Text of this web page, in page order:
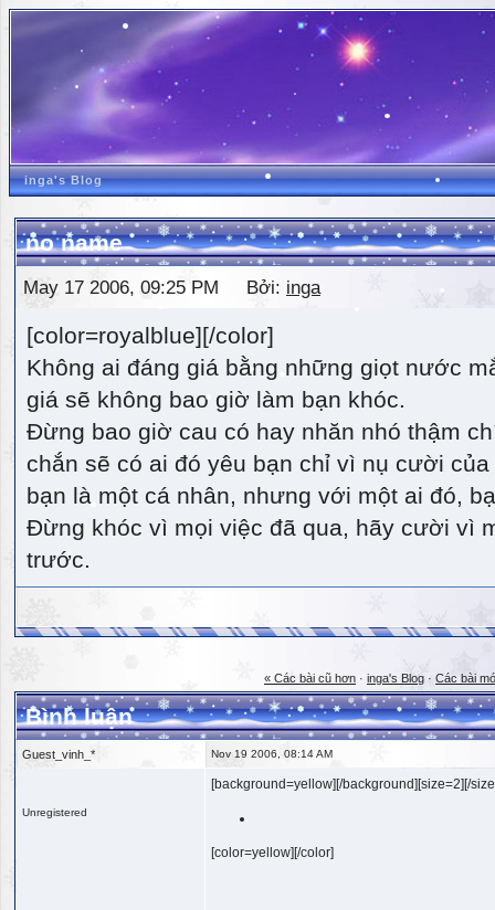
inga's Blog
no name
May 17 2006, 09:25 PM Bởi: inga
[color=royalblue][/color]
Không ai đáng giá bằng những giọt nước
giá sẽ không bao giờ làm bạn khóc.
Đừng bao giờ cau có hay nhăn nhó thậm
chắn sẽ có ai đó yêu bạn chỉ vì nụ cười
bạn là một cá nhân, nhưng với một ai đó,
Đừng khóc vì mọi việc đã qua, hãy cười vì
trước.
« Các bài cũ hơn · inga's Blog · Các bài
Bình luận
Guest_vinh_* Nov 19 2006, 08:14 AM
Unregistered
[background=yellow][/background][size=2][/
[color=yellow][/color]